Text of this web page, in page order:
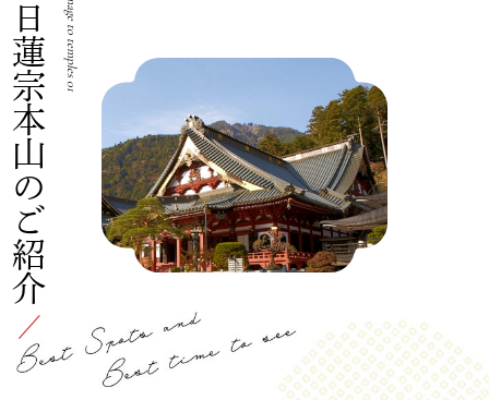
日蓮宗本山のご紹介